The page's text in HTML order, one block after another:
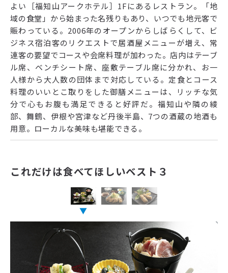
よい［福知山アークホテル］1Fにあるレストラン。「地
域の食堂」から始まった名残りもあり、いつでも地元客で
賑わっている。2006年のオープンからしばらくして、ビ
ジネス宿泊客のリクエストで居酒屋メニューが増え、常
連客の要望でコースや会席料理が加わった。店内はテーブ
ル席、ベンチシート席、座敷テーブル席に分かれ、お一
人様から大人数の団体まで対応している。定食とコース
料理のいいとこ取りをした御膳メニューは、リッチな気
分で心もお腹も満足できると好評だ。福知山や隣の綾
部、舞鶴、伊根や宮津など丹後半島、7つの酒蔵の地酒も
用意。ローカルな美味も堪能できる。
これだけは食べてほしいベスト３